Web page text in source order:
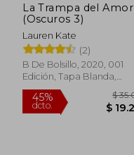
La Trampa del Amor
(Oscuros 3)
Lauren Kate
(2)
B De Bolsillo, 2020, 001
Edición, Tapa Blanda,
Nuevo